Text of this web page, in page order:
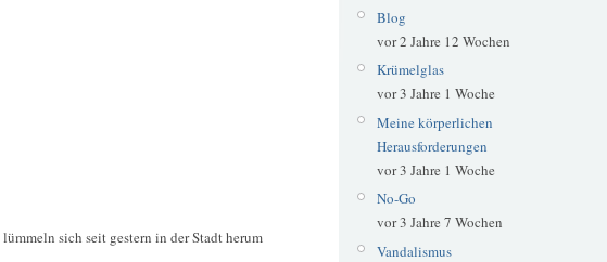
lümmeln sich seit gestern in der Stadt herum
Blog
vor 2 Jahre 12 Wochen
Krümelglas
vor 3 Jahre 1 Woche
Meine körperlichen
Herausforderungen
vor 3 Jahre 1 Woche
No-Go
vor 3 Jahre 7 Wochen
Vandalismus